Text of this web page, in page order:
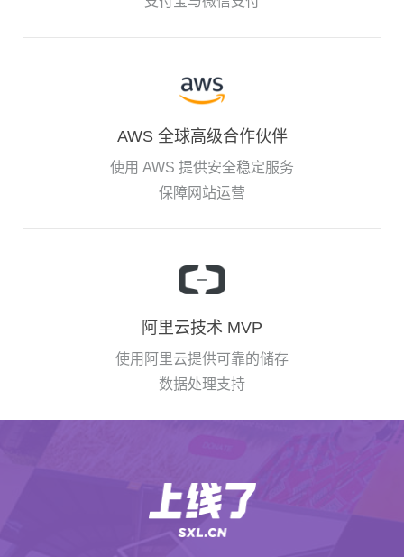
AWS 全球高级合作伙伴
使用 AWS 提供安全稳定服务
保障网站运营
阿里云技术 MVP
使用阿里云提供可靠的储存
数据处理支持